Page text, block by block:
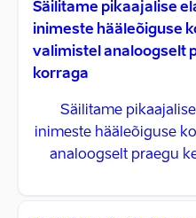
Säilitame pikaajalise
inimeste hääleõiguse
valimistel analoogselt
korraga
Säilitame
inimeste hääleõiguse
analoogselt praegu